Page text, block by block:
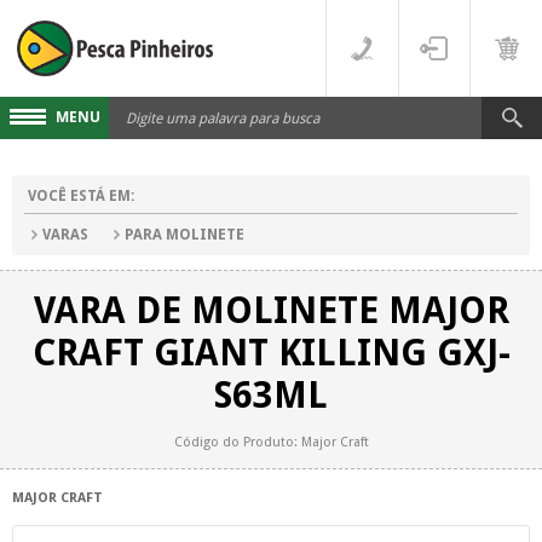
MENU
Acesse sua conta
LINHAS
FLUORCARBONO
DESTAQUES
PARA CARRETILHA
VOCÊ ESTÁ EM:
VARAS PARA MOLINETE
VARA DE MOLINETE MAJOR
CRAFT GIANT KILLING GXJ-
S63ML
Código do Produto: Major Craft
MAJOR CRAFT